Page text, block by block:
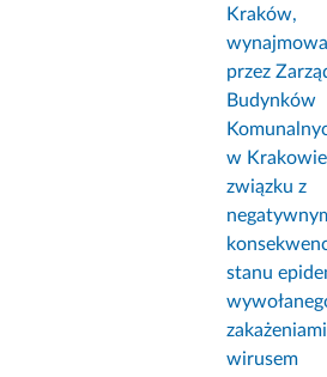
Kraków,
przez
Budynków
w
związku z
stanu
zakażeniami
wirusem